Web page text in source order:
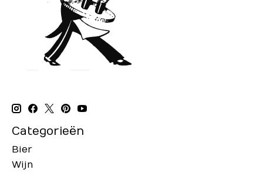
Categorieën
Bier
Wijn